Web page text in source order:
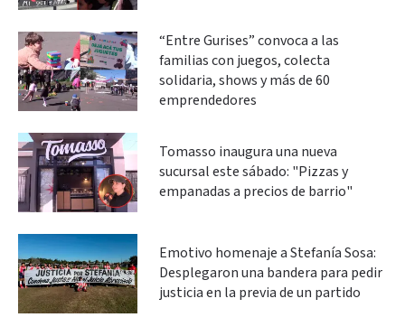
“Entre Gurises” convoca a las
familias con juegos, colecta
solidaria, shows y más de 60
emprendedores
Tomasso inaugura una nueva
sucursal este sábado: "Pizzas y
empanadas a precios de barrio"
Emotivo homenaje a Stefanía Sosa:
Desplegaron una bandera para pedir
justicia en la previa de un partido